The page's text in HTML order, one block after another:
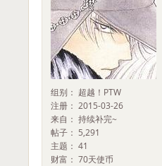
组别： 超越！PTW
注册： 2015-03-26
来自： 持续补完~
帖子： 5,291
主题： 41
财富： 70天使币